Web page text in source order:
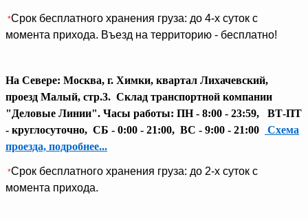
*Срок бесплатного хранения груза: до 4-х суток с
момента прихода. Въезд на территорию - бесплатно!
На Cевере: Москва, г. Химки, квартал Лихачевский,
проезд Малый, стр.3. Склад транспортной компании
"Деловые Линии". Часы работы: ПН - 8:00 - 23:59, ВТ-ПТ
- круглосуточно, СБ - 0:00 - 21:00, ВС - 9:00 - 21:00
Схема
проезда, подробнее...
*Срок бесплатного хранения груза: до 2-х суток с
момента прихода.